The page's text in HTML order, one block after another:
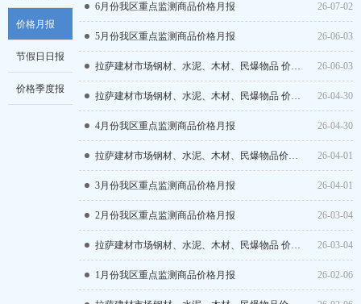
价格月报
节假日日报
价格季度报
6月份我区重点监测商品价格月报 26-07-02
5月份我区重点监测商品价格月报 26-06-03
拉萨建材市场钢材、水泥、木材、民爆物品 价格月报 26-06-03
拉萨建材市场钢材、水泥、木材、民爆物品 价格月报 26-04-30
4月份我区重点监测商品价格月报 26-04-30
拉萨建材市场钢材、水泥、木材、民爆物品​价格月报 26-04-01
3月份我区重点监测商品价格月报 26-04-01
2月份我区重点监测商品价格月报 26-03-04
拉萨建材市场钢材、水泥、木材、民爆物品 价格月报 26-03-04
1月份我区重点监测商品价格月报 26-02-06